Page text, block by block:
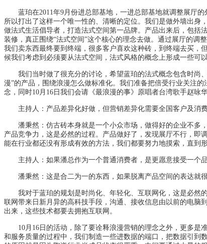
蓝珀在2011年9月份进总部基地，一进总部基地就调整展厅的
所以打出了这样一个唯一性的、清晰的定位。我们是做外墙出身
做法式生活倡导者，打造法式空间第一品牌。产品出来后，包括
装修，真正围绕“法式空间”这个核心的理念去做。通过展厅的调
我们卖东西最终要到终端，很多客户喜欢这种砖，到终端去买，
候我们考虑到必须要从法式空间，法式风格的概念上形成一些可
我们当时做了很充分的讨论，希望蓝珀的法式概念包含时尚、
漫”的产品，围绕浪漫怎么做标准化。我们准备把倍受行业关注
念，同时10月16日我们会请《最浪漫的事》原唱者台湾歌手赵咏
主持人 ：产品差异化好做，但营销差异化需要全国客户及
潘秉然：仿古砖本身就是一个小众市场，做得好的企业不多，
产品竞争力，这是必然的过程。产品做好了，发现展厅不行，
能在行业都还没有形成有效的方法，我们都要努力地摸索，直到
主持人 ：如果潘总作为一个普通消费者，是更愿意接受一个
潘秉然：这是合二为一的东西，如果脱离产品空间的表达就很
我对于蓝珀的规划是时尚化、年轻化、互联网化，这是必然的
联网带来日新月异的高科技手段，沟通、接收信息由以前的电脑
出来，这些技术都要去拥抱互联网。
10月16日的活动，除了要诠释浪漫营销的理念之外，更多是
和服务质量的过程中，我们制造一些进数据的端口，把数据引到